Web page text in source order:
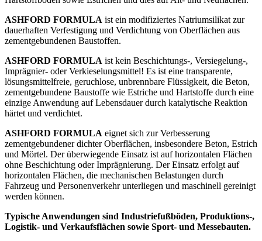
ASHFORD FORMULA ist ein modifiziertes Natriumsilikat zur
dauerhaften Verfestigung und Verdichtung von Oberflächen aus
zementgebundenen Baustoffen.
ASHFORD FORMULA ist kein Beschichtungs-, Versiegelung-,
Imprägnier- oder Verkieselungsmittel! Es ist eine transparente,
lösungsmittelfreie, geruchlose, unbrennbare Flüssigkeit, die Beton,
zementgebundene Baustoffe wie Estriche und Hartstoffe durch eine
einzige Anwendung auf Lebensdauerdurch katalytische Reaktion
härtet und verdichtet.
ASHFORD FORMULA eignet sich zur Verbesserung
zementgebundener dichter Oberflächen, insbesondere Beton, Estrich
und Mörtel. Der überwiegende Einsatz ist auf horizontalen Flächen
ohne Beschichtung oder Imprägnierung. Der Einsatz erfolgt auf
horizontalen Flächen, die mechanischen Belastungen durch
Fahrzeug und Personenverkehr unterliegen und maschinell gereinigt
werden können.
Typische Anwendungen sind Industriefußböden, Produktions-,
Logistik- und Verkaufsflächen sowie Sport- und Messebauten.